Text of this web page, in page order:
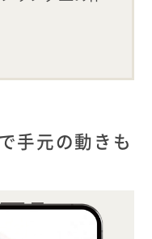
手元の動きも